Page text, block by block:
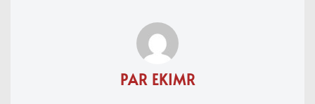
PAR EKIMR